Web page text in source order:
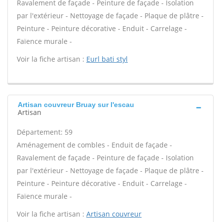
Ravalement de façade - Peinture de façade - Isolation
par l'extérieur - Nettoyage de façade - Plaque de plâtre -
Peinture - Peinture décorative - Enduit - Carrelage -
Faïence murale -
Voir la fiche artisan : Eurl bati styl
Artisan couvreur Bruay sur l'escau
Artisan
Département: 59
Aménagement de combles - Enduit de façade -
Ravalement de façade - Peinture de façade - Isolation
par l'extérieur - Nettoyage de façade - Plaque de plâtre -
Peinture - Peinture décorative - Enduit - Carrelage -
Faïence murale -
Voir la fiche artisan : Artisan couvreur